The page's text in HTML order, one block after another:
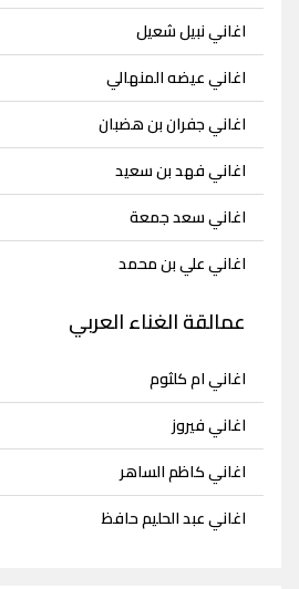
اغاني نبيل شعيل
اغاني عيضه المنهالي
اغاني جفران بن هضبان
اغاني فهد بن سعيد
اغاني سعد جمعة
اغاني علي بن محمد
عمالقة الغناء العربي
اغاني ام كلثوم
اغاني فيروز
اغاني كاظم الساهر
اغاني عبد الحليم حافظ